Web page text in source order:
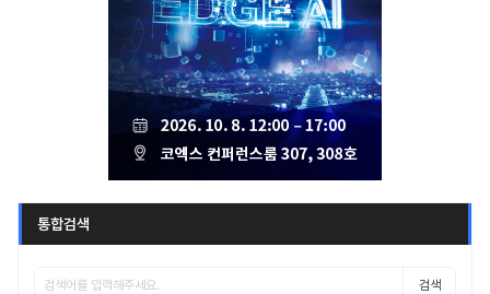
통합검색
검색